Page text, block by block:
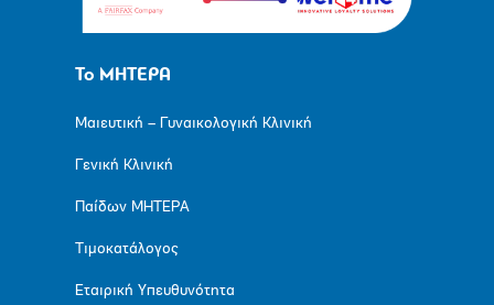
Το ΜΗΤΕΡΑ
Μαιευτική – Γυναικολογική Κλινική
Γενική Κλινική
Παίδων ΜΗΤΕΡΑ
Τιμοκατάλογος
Εταιρική Υπευθυνότητα